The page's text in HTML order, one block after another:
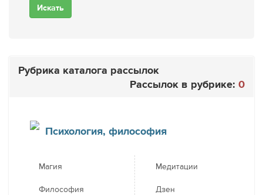
Рубрика каталога рассылок
Рассылок в рубрике: 0
Психология, философия
Магия
Философия
Медитации
Дзен